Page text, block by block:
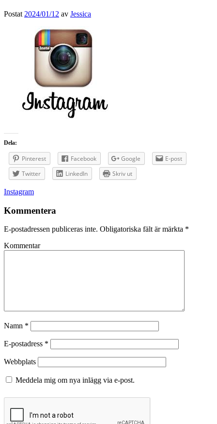
Postat 2024/01/12 av Jessica
Dela:
Pinterest Facebook Google
E-post
Twitter
LinkedIn Skriv ut
Inläggsnavigering
Instagram
Kommentera
E-postadressen publiceras inte. Obligatoriska fält är märkta *
Kommentar
Namn *
E-postadress *
Webbplats
Meddela mig om nya inlägg via e-post.